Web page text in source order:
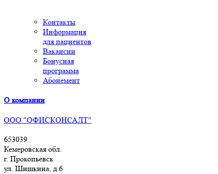
Контакты
Информация
для пациентов
Вакансии
Бонусная
программа
Абонемент
О компании
ООО "ОФИСКОНСАЛТ"
653039
Кемеровская обл.
г. Прокопьевск
ул. Шишкина, д.6